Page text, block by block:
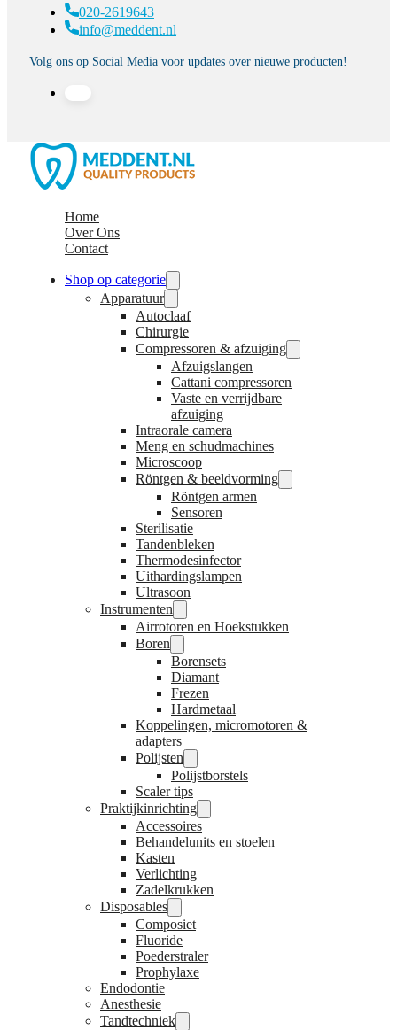
020-2619643
info@meddent.nl
Volg ons op Social Media voor updates over nieuwe producten!
Home
Over Ons
Contact
Shop op categorie
Apparatuur
Autoclaaf
Chirurgie
Compressoren & afzuiging
Afzuigslangen
Cattani compressoren
Vaste en verrijdbare
afzuiging
Intraorale camera
Meng en schudmachines
Microscoop
Röntgen & beeldvorming
Röntgen armen
Sensoren
Sterilisatie
Tandenbleken
Thermodesinfector
Uithardingslampen
Ultrasoon
Instrumenten
Airrotoren en Hoekstukken
Boren
Borensets
Diamant
Frezen
Hardmetaal
Koppelingen, micromotoren &
adapters
Polijsten
Polijstborstels
Scaler tips
Praktijkinrichting
Accessoires
Behandelunits en stoelen
Kasten
Verlichting
Zadelkrukken
Disposables
Composiet
Fluoride
Poederstraler
Prophylaxe
Endodontie
Anesthesie
Tandtechniek